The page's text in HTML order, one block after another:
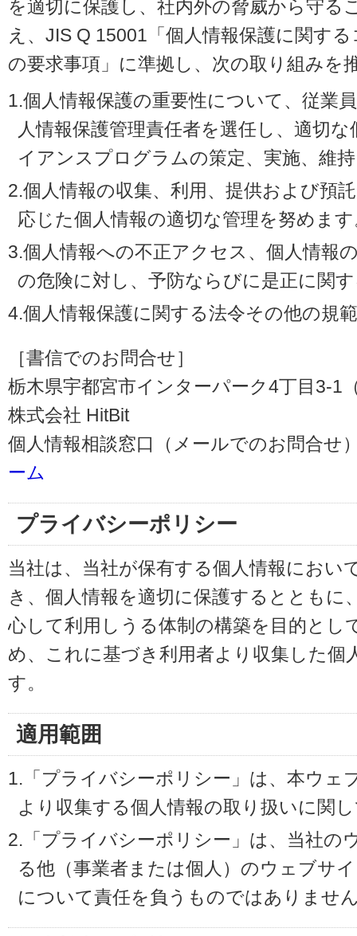
を適切に保護し、社内外の脅威から守る
え、JIS Q 15001「個人情報保護に関す
の要求事項」に準拠し、次の取り組みを
1.個人情報保護の重要性について、従業
人情報保護管理責任者を選任し、適切
イアンスプログラムの策定、実施、維
2.個人情報の収集、利用、提供および預
応じた個人情報の適切な管理を努めま
3.個人情報への不正アクセス、個人情報
の危険に対し、予防ならびに是正に関
4.個人情報保護に関する法令その他の規
［書信でのお問合せ］
栃木県宇都宮市インターパーク4丁目3-1
株式会社 HitBit
個人情報相談窓口（メールでのお問合せ
ーム
プライバシーポリシー
当社は、当社が保有する個人情報におい
き、個人情報を適切に保護するとともに
心して利用しうる体制の構築を目的とし
め、これに基づき利用者より収集した個
す。
適用範囲
1.「プライバシーポリシー」は、本ウェ
より収集する個人情報の取り扱いに関
2.「プライバシーポリシー」は、当社の
る他（事業者または個人）のウェブサ
について責任を負うものではありませ